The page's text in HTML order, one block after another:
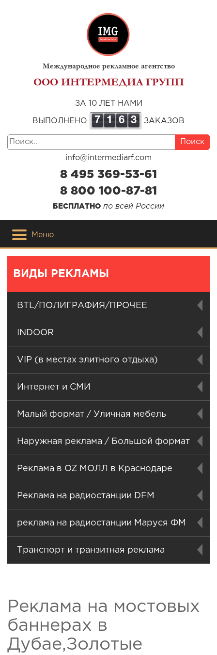
Международное рекламное агентство
ООО ИНТЕРМЕДИА ГРУПП
ЗА 10 ЛЕТ НАМИ
ВЫПОЛНЕНО 7 1 6 3 ЗАКАЗОВ
Поиск
info@intermediarf.com
8 495 369-53-61
8 800 100-87-81
БЕСПЛАТНО по всей России
Меню
ВИДЫ РЕКЛАМЫ
BTL/ПОЛИГРАФИЯ/ПРОЧЕЕ
INDOOR
VIP (в местах элитного отдыха)
Интернет и СМИ
Малый формат / Уличная мебель
Наружная реклама / Большой формат
Реклама в OZ МОЛЛ в Краснодаре
Реклама на радиостанции DFM
реклама на радиостанции Маруся ФМ
Транспорт и транзитная реклама
Реклама на мостовых
баннерах в
Дубае,Золотые